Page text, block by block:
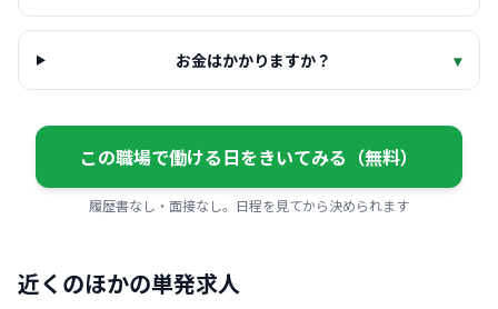
お金はかかりますか？ ▾
この職場で働ける日をきいてみる（無料）
履歴書なし・面接なし。日程を見てから決められます
近くのほかの単発求人